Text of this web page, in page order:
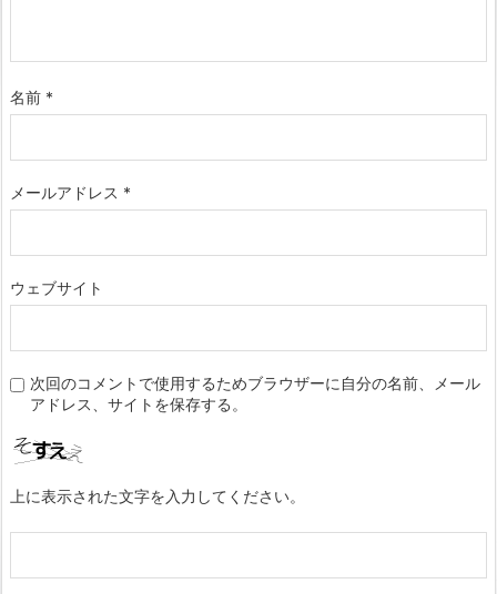
名前 *
メールアドレス *
ウェブサイト
次回のコメントで使用するためブラウザーに自分の名前、メール
アドレス、サイトを保存する。
上に表示された文字を入力してください。